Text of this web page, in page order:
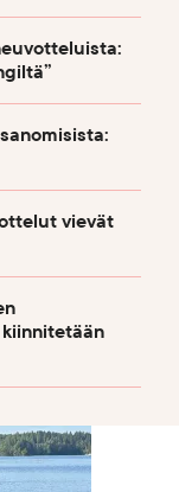
vievät